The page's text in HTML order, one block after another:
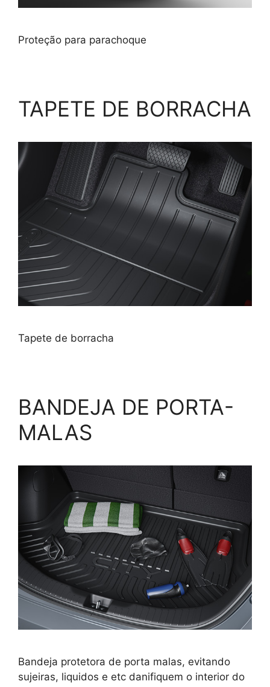
Proteção para parachoque
TAPETE DE BORRACHA
Tapete de borracha
BANDEJA DE PORTA-
MALAS
Bandeja protetora de porta malas, evitando
sujeiras, liquidos e etc danifiquem o interior do